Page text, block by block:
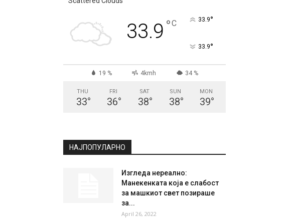
33.9 °C 33.9°
33.9°
19 % 4kmh 34 %
THU
33°
FRI
36°
SAT
38°
SUN
38°
MON
39°
НАЈПОПУЛАРНО
Изгледа нереално:
Манекенката која е слабост
за машкиот свет позираше
за...
April 26, 2022